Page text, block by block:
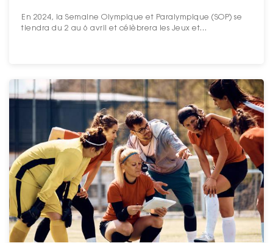
En 2024, la Semaine Olympique et Paralympique (SOP) se
tiendra du 2 au 6 avril et célèbrera les Jeux et…